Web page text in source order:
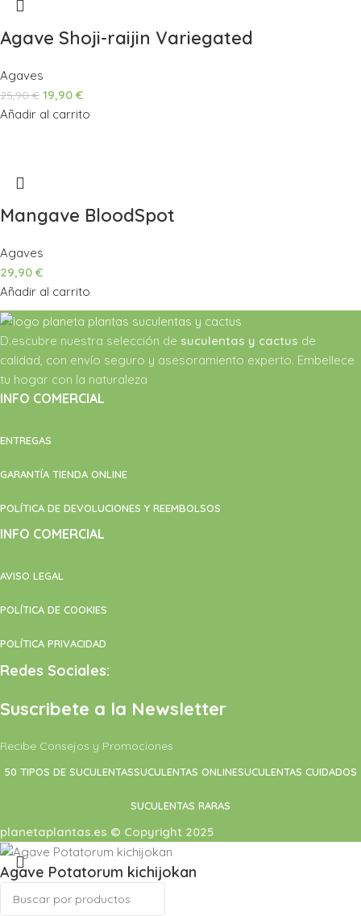
Agave Shoji-raijin Variegated
Agaves
25,90€ 19,90 €
Añadir al carrito
Mangave BloodSpot
Agaves
29,90 €
Añadir al carrito
D.escubre nuestra selección de suculentas y cactus de
calidad, con envío seguro y asesoramiento experto. Embellece
tu hogar con la naturaleza
INFO COMERCIAL
ENTREGAS
GARANTÍA TIENDA ONLINE
POLÍTICA DE DEVOLUCIONES Y REEMBOLSOS
INFO COMERCIAL
AVISO LEGAL
POLÍTICA DE COOKIES
POLÍTICA PRIVACIDAD
Redes Sociales:
Suscribete a la Newsletter
Recibe Consejos y Promociones
50 TIPOS DE SUCULENTASSUCULENTAS ONLINESUCULENTAS CUIDADOS
SUCULENTAS RARAS
planetaplantas.es © Copyright 2025
Agave Potatorum kichijokan
29,90€